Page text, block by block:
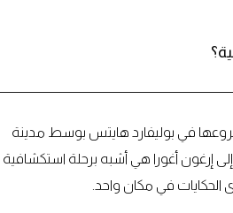
فروعها في بوليفارد هايتس بوسط مدينة
إرغون أغورا هي أشبه برحلة استكشافية
الحكايات في مكان واحد.